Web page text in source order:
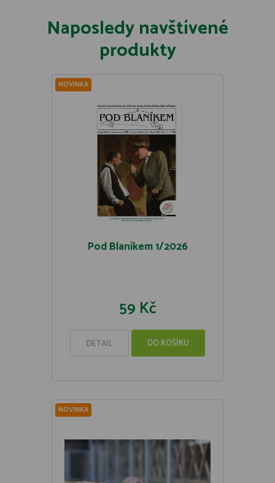
Naposledy navštívené
produkty
NOVINKA
Pod Blaníkem 1/2026
59 Kč
DETAIL DO KOŠÍKU
NOVINKA